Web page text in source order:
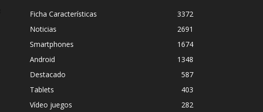
Ficha Características
3372
Noticias
2691
Smartphones
1674
Android
1348
Destacado
587
Tablets
403
Vídeo juegos
282